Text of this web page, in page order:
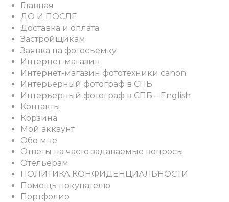
Главная
ДО И ПОСЛЕ
Доставка и оплата
Застройщикам
Заявка на фотосъемку
Интернет-магазин
Интернет-магазин фототехники canon
Интерьерный фотограф в СПБ
Интерьерный фотограф в СПБ – English
Контакты
Корзина
Мой аккаунт
Обо мне
Ответы на часто задаваемые вопросы
Отельерам
ПОЛИТИКА КОНФИДЕНЦИАЛЬНОСТИ
Помощь покупателю
Портфолио